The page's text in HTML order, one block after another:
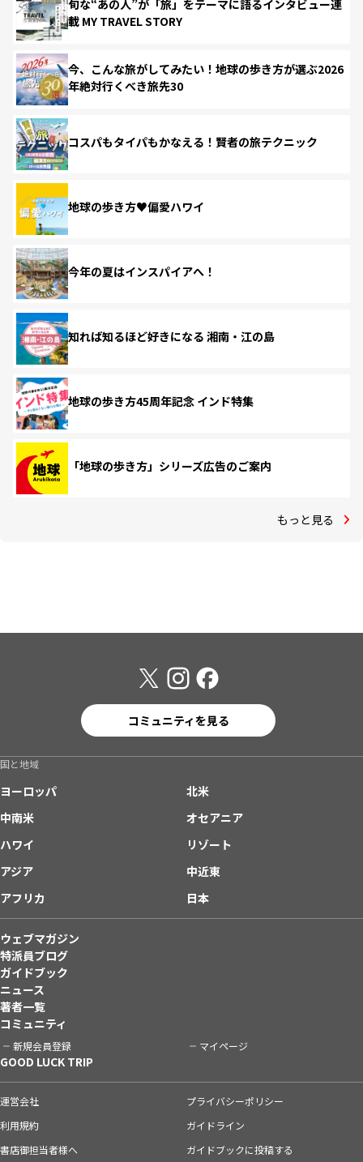
旬な“あの人”が「旅」をテーマに語るインタビュー連
載 MY TRAVEL STORY
今、こんな旅がしてみたい！地球の歩き方が選ぶ2026
年絶対行くべき旅先30
コスパもタイパもかなえる！賢者の旅テクニック
地球の歩き方♥偏愛ハワイ
今年の夏はインスパイアへ！
知れば知るほど好きになる 湘南・江の島
地球の歩き方45周年記念 インド特集
「地球の歩き方」シリーズ広告のご案内
もっと見る
コミュニティを見る
国と地域
ヨーロッパ
北米
中南米
オセアニア
ハワイ
リゾート
アジア
中近東
アフリカ
日本
ウェブマガジン
特派員ブログ
ガイドブック
ニュース
著者一覧
コミュニティ
新規会員登録 マイページ
GOOD LUCK TRIP
運営会社
プライバシーポリシー
利用規約
ガイドライン
書店御担当者様へ
ガイドブックに投稿する